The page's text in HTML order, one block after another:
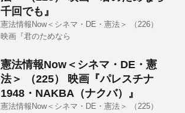
千回でも』
憲法情報Now＜シネマ・DE・憲法＞ （226）
映画『君のためなら
憲法情報Now＜シネマ・DE・憲
法＞ （225） 映画『パレスチナ
1948・NAKBA（ナクバ）』
憲法情報Now＜シネマ・DE・憲法＞ （225）